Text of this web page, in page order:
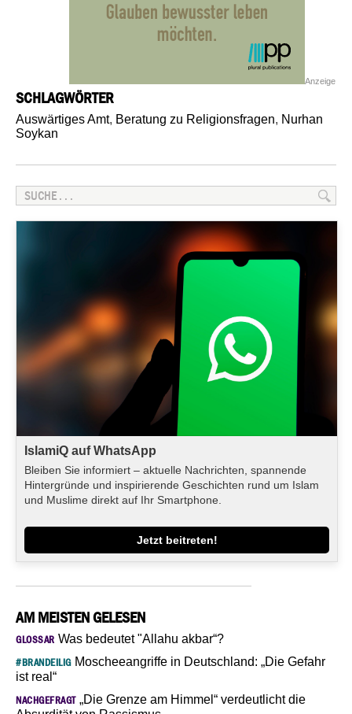
Anzeige
SCHLAGWÖRTER
Auswärtiges Amt, Beratung zu Religionsfragen, Nurhan
Soykan
IslamiQ auf WhatsApp
Bleiben Sie informiert – aktuelle Nachrichten, spannende
Hintergründe und inspirierende Geschichten rund um Islam
und Muslime direkt auf Ihr Smartphone.
Jetzt beitreten!
AM MEISTEN GELESEN
GLOSSAR Was bedeutet "Allahu akbar“?
#BRANDEILIGMoscheeangriffe in Deutschland: „Die Gefahr
ist real“
NACHGEFRAGT„Die Grenze am Himmel“ verdeutlicht die